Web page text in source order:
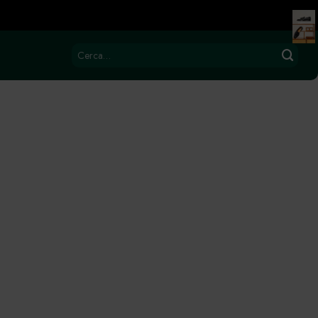
Cerca: